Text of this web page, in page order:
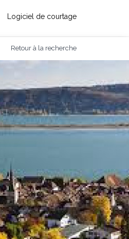
Logiciel de courtage
Retour à la recherche